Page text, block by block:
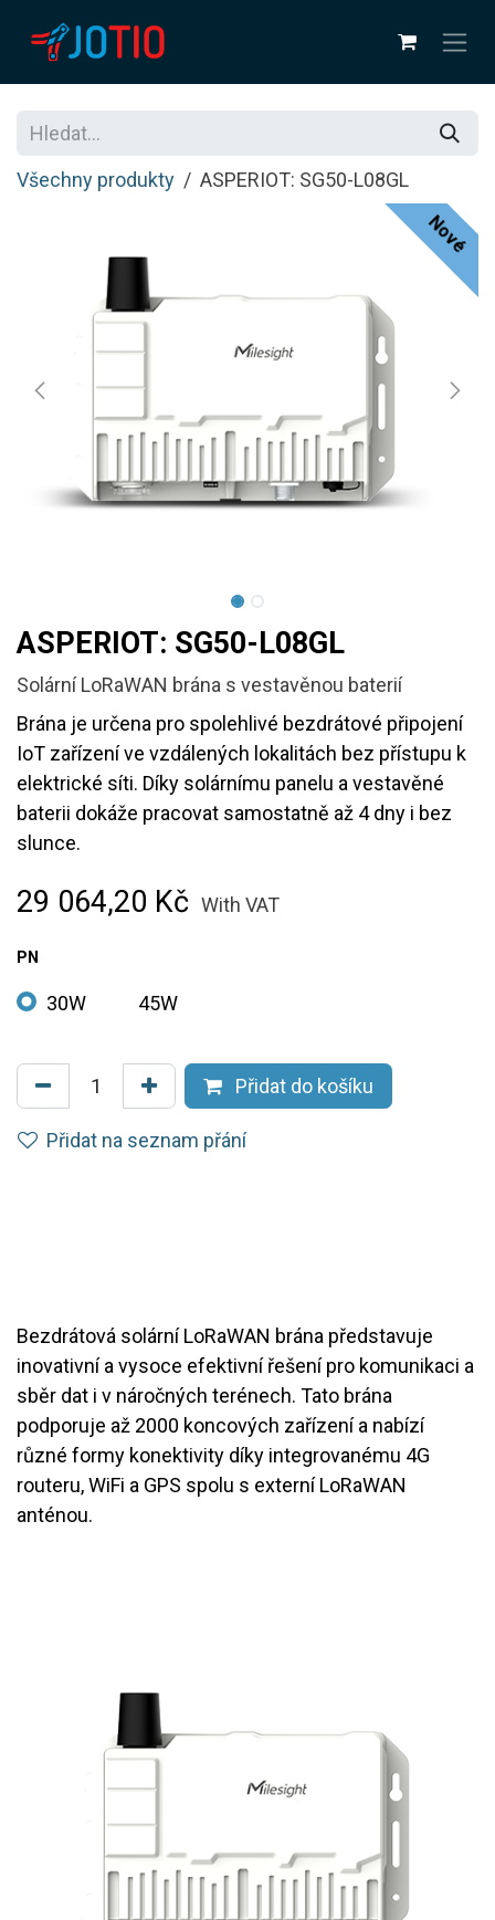
Všechny produkty ASPERIOT: SG50-L08GL
Nové
ASPERIOT: SG50-L08GL
Solární LoRaWAN brána s vestavěnou baterií
Brána je určena pro spolehlivé bezdrátové připojení
IoT zařízení ve vzdálených lokalitách bez přístupu k
elektrické síti. Díky solárnímu panelu a vestavěné
baterii dokáže pracovat samostatně až 4 dny i bez
slunce.
29 064,20 Kč With VAT
PN
30W 45W
Přidat do košíku
Přidat na seznam přání
Bezdrátová solární LoRaWAN brána představuje
inovativní a vysoce efektivní řešení pro komunikaci a
sběr dat i v náročných terénech. Tato brána
podporuje až 2000 koncových zařízení a nabízí
různé formy konektivity díky integrovanému 4G
routeru, WiFi a GPS spolu s externí LoRaWAN
anténou.